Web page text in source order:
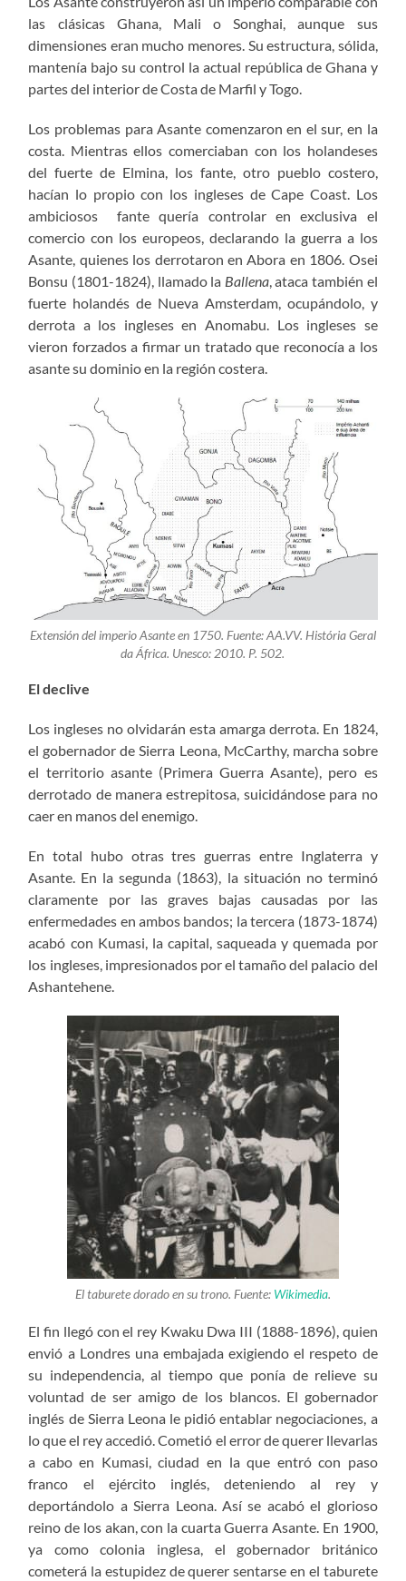
las clásicas Ghana, Mali o Songhai, aunque sus
dimensiones eran mucho menores. Su estructura, sólida,
mantenía bajo su control la actual república de Ghana y
partes del interior de Costa de Marfil y Togo.
Los problemas para Asante comenzaron en el sur, en la
costa. Mientras ellos comerciaban con los holandeses
del fuerte de Elmina, los fante, otro pueblo costero,
hacían lo propio con los ingleses de Cape Coast. Los
ambiciosos fante quería controlar en exclusiva el
comercio con los europeos, declarando la guerra a los
Asante, quienes los derrotaron en Abora en 1806. Osei
Bonsu (1801-1824), llamado la Ballena, ataca también el
fuerte holandés de Nueva Amsterdam, ocupándolo, y
derrota a los ingleses en Anomabu. Los ingleses se
vieron forzados a firmar un tratado que reconocía a los
asante su dominio en la región costera.
Extensión del imperio Asante en 1750. Fuente: AA.VV. História Geral
da África. Unesco: 2010. P. 502.
El declive
Los ingleses no olvidarán esta amarga derrota. En 1824,
el gobernador de Sierra Leona, McCarthy, marcha sobre
el territorio asante (Primera Guerra Asante), pero es
derrotado de manera estrepitosa, suicidándose para no
caer en manos del enemigo.
En total hubo otras tres guerras entre Inglaterra y
Asante. En la segunda (1863), la situación no terminó
claramente por las graves bajas causadas por las
enfermedades en ambos bandos; la tercera (1873-1874)
acabó con Kumasi, la capital, saqueada y quemada por
los ingleses, impresionados por el tamaño del palacio del
Ashantehene.
El taburete dorado en su trono. Fuente: Wikimedia.
El fin llegó con el rey Kwaku Dwa III (1888-1896), quien
envió a Londres una embajada exigiendo el respeto de
su independencia, al tiempo que ponía de relieve su
voluntad de ser amigo de los blancos. El gobernador
inglés de Sierra Leona le pidió entablar negociaciones, a
lo que el rey accedió. Cometió el error de querer llevarlas
a cabo en Kumasi, ciudad en la que entró con paso
franco el ejército inglés, deteniendo al rey y
deportándolo a Sierra Leona. Así se acabó el glorioso
reino de los akan, con la cuarta Guerra Asante. En 1900,
ya como colonia inglesa, el gobernador británico
cometerá la estupidez de querer sentarse en el taburete